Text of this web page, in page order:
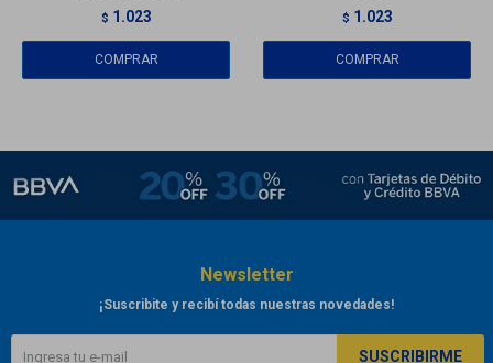
$ 1.023 $ 1.023
Newsletter
¡Suscribite y recibí todas nuestras novedades!
SUSCRIBIRME